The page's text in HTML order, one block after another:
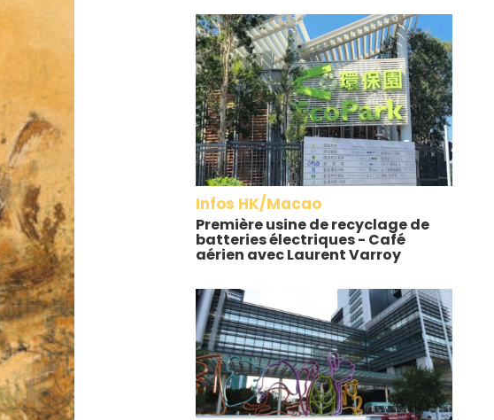
Infos HK/Macao
Première usine de recyclage de
batteries électriques - Café
aérien avec Laurent Varroy